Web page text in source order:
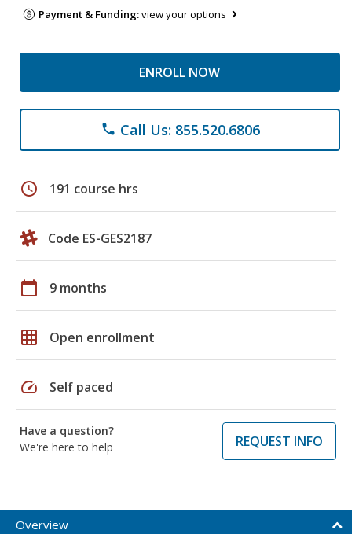
Payment & Funding:view your options
ENROLL NOW
phone Call Us: 855.520.6806
schedule 191 course hrs
Code ES-GES2187
calendar_today 9 months
grid_on Open enrollment
speed Self paced
Have a question?
We're here to help
REQUEST INFO
Overview